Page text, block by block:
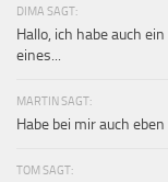
DIMA SAGT:
Hallo, ich habe auch
eines...
MARTIN SAGT:
Habe bei mir auch
TOM SAGT: